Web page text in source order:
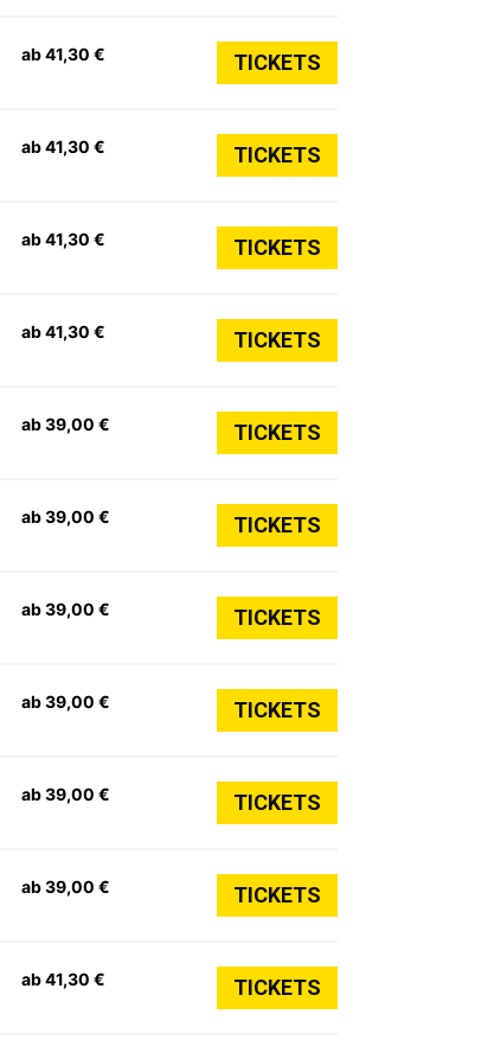
ab 41,30 € TICKETS
ab 41,30 € TICKETS
ab 41,30 € TICKETS
ab 41,30 € TICKETS
ab 39,00 € TICKETS
ab 39,00 € TICKETS
ab 39,00 € TICKETS
ab 39,00 € TICKETS
ab 39,00 € TICKETS
ab 39,00 € TICKETS
ab 41,30 € TICKETS